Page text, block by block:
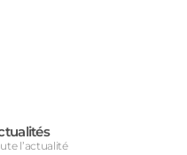
l’actualité